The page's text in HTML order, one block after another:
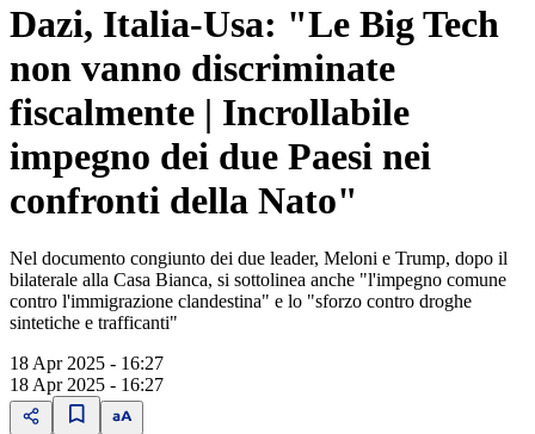
Dazi, Italia-Usa: "Le Big Tech
non vanno discriminate
fiscalmente | Incrollabile
impegno dei due Paesi nei
confronti della Nato"
Nel documento congiunto dei due leader, Meloni e Trump, dopo il
bilaterale alla Casa Bianca, si sottolinea anche "l'impegno comune
contro l'immigrazione clandestina" e lo "sforzo contro droghe
sintetiche e trafficanti"
18 Apr 2025 - 16:27
18 Apr 2025 - 16:27